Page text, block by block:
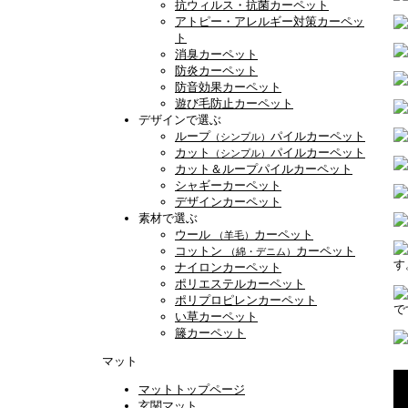
抗ウィルス・抗菌カーペット
アトピー・アレルギー対策カーペッ
ト
消臭カーペット
防炎カーペット
防音効果カーペット
遊び毛防止カーペット
デザインで選ぶ
ループ （シンプル） パイルカーペット
カット
（シンプル） パイルカーペット
カット＆ループパイルカーペット
シャギーカーペット
デザインカーペット
素材で選ぶ
ウール
（羊毛） カーペット
コットン
（綿・デニム） カーペット
ナイロンカーペット
ポリエステルカーペット
ポリプロピレンカーペット
い草カーペット
籐カーペット
マット
マットトップページ
玄関マット
す
で